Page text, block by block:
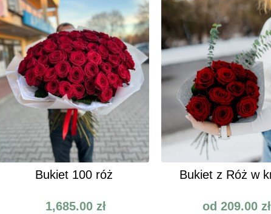
Bukiet 100 róż
1,685.00 zł
Bukiet z Róż w
od 209.00 zł